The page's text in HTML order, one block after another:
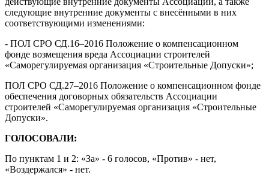
следующие внутренние документы с внесёнными в них
соответствующими изменениями:
- ПОЛ СРО СД.16–2016 Положение о компенсационном
фонде возмещения вреда Ассоциации строителей
«Саморегулируемая организация «Строительные Допуски»;
ПОЛ СРО СД.27–2016 Положение о компенсационном фонде
обеспечения договорных обязательств Ассоциации
строителей «Саморегулируемая организация «Строительные
Допуски».
ГОЛОСОВАЛИ:
По пунктам 1 и 2: «За» - 6 голосов, «Против» - нет,
«Воздержался» - нет.